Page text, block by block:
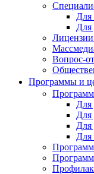
Для
Для
Вопрос-
Программы и
Для
Для
Для
Для